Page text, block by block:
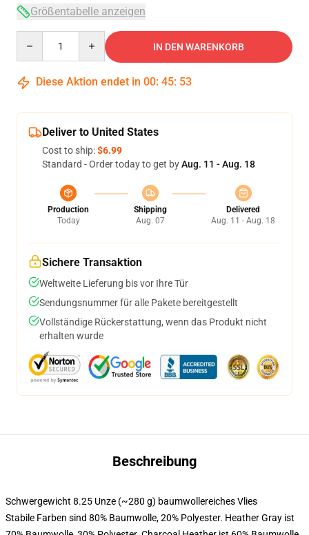
Größentabelle anzeigen
IN DEN WARENKORB
Diese Aktion endet in 00: 45: 53
Deliver to United States
Cost to ship:$6.99
Standard - Order today to get byAug. 11 - Aug. 18
Production
Today
Shipping
Aug. 07
Delivered
Aug. 11 - Aug. 18
Sichere Transaktion
Weltweite Lieferung bis vor Ihre Tür
Sendungsnummer für alle Pakete bereitgestellt
Vollständige Rückerstattung, wenn das Produkt nicht
erhalten wurde
Beschreibung
Schwergewicht 8.25 Unze (~280 g) baumwollereiches Vlies
Stabile Farben sind 80% Baumwolle, 20% Polyester. Heather Gray ist